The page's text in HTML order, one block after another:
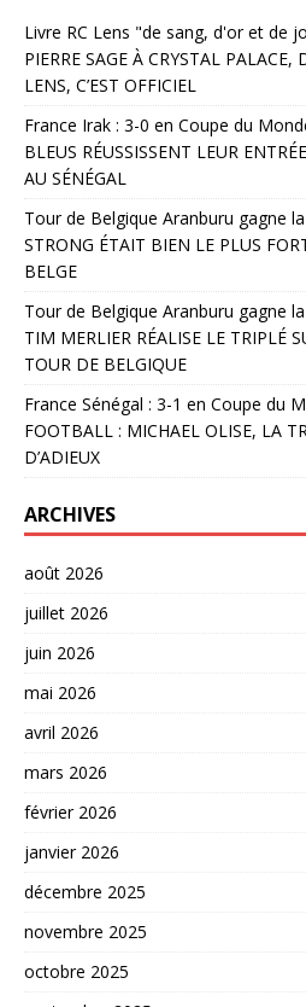
Livre RC Lens "de sang, d'or et de
PIERRE SAGE À CRYSTAL
LENS, C’EST OFFICIEL
France Irak : 3-0 en Coupe du
BLEUS RÉUSSISSENT LEUR
AU SÉNÉGAL
Tour de Belgique Aranburu gagne
STRONG ÉTAIT BIEN LE PLUS
BELGE
Tour de Belgique Aranburu gagne
TIM MERLIER RÉALISE LE TRIPLÉ
TOUR DE BELGIQUE
France Sénégal : 3-1 en Coupe du
FOOTBALL : MICHAEL OLISE, LA
D’ADIEUX
ARCHIVES
août 2026
juillet 2026
juin 2026
mai 2026
avril 2026
mars 2026
février 2026
janvier 2026
décembre 2025
novembre 2025
octobre 2025